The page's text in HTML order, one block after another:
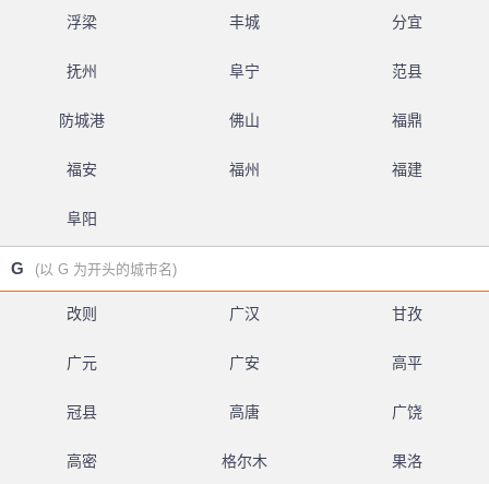
浮梁 丰城 分宜
抚州 阜宁 范县
防城港 佛山 福鼎
福安 福州 福建
阜阳
G (以 G 为开头的城市名)
改则 广汉 甘孜
广元 广安 高平
冠县 高唐 广饶
高密 格尔木 果洛